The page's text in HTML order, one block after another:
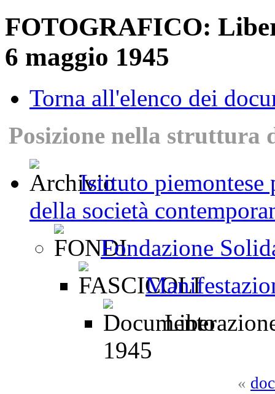
FOTOGRAFICO:
6 maggio 1945
Torna all'elenco dei
Posizione nella struttura
Istituto piemontese
della società
Fondazione
1945
«